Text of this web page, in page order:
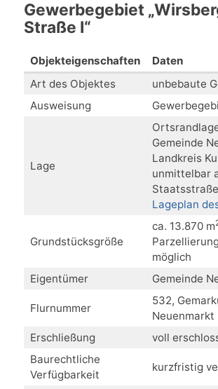
Gewerbegebiet
Straße I“
Objekteigenschaften
Daten
Art des Objektes
unbebaute
Ausweisung
Lage
Gemeinde
Landkreis
unmittelbar
Lageplan
Grundstücksgröße
ca. 13.870 m
möglich
Eigentümer
Gemeinde
Flurnummer
532,
Neuenmarkt
Erschließung
voll
Baurechtliche
Verfügbarkeit
kurzfristig